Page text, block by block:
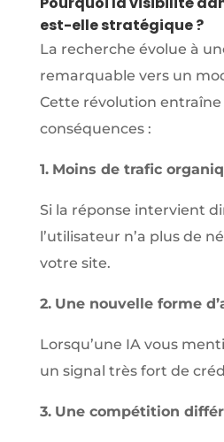
est-elle stratégique ?
La recherche évolue à
remarquable vers un
Cette révolution entraîne
conséquences :
1. Moins de trafic
Si la réponse intervient
l’utilisateur n’a plus de
votre site.
2. Une nouvelle forme
Lorsqu’une IA vous
un signal très fort de
3. Une compétition